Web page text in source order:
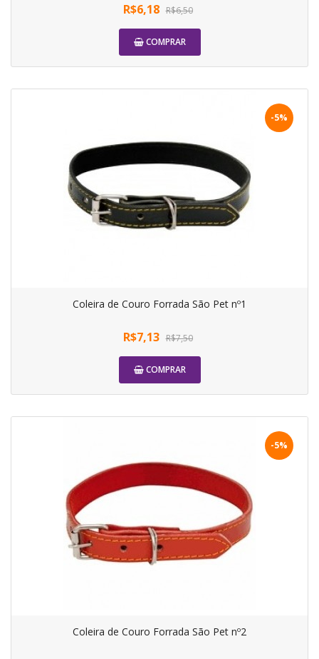
R$6,18 R$6,50
COMPRAR
-5%
Coleira de Couro Forrada São Pet nº1
R$7,13 R$7,50
COMPRAR
-5%
Coleira de Couro Forrada São Pet nº2